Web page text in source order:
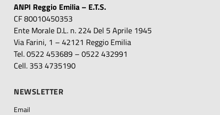
ANPI Reggio Emilia – E.T.S.
CF 80010450353
Ente Morale D.L. n. 224 Del 5 Aprile 1945
Via Farini, 1 – 42121 Reggio Emilia
Tel. 0522 453689 – 0522 432991
Cell. 353 4735190
NEWSLETTER
Email